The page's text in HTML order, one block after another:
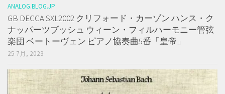
ANALOG.BLOG.JP
GB DECCA SXL2002 クリフォード・カーゾン ハンス・ク
ナッパーツブッシュ ウィーン・フィルハーモニー管弦
楽団 ベートーヴェン ピアノ協奏曲5番「皇帝」
25 7月, 2023